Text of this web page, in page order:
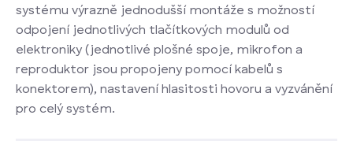
systému výrazně jednodušší montáže s možností
odpojení jednotlivých tlačítkových modulů od
elektroniky (jednotlivé plošné spoje, mikrofon a
reproduktor jsou propojeny pomocí kabelů s
konektorem), nastavení hlasitosti hovoru a vyzvánění
pro celý systém.